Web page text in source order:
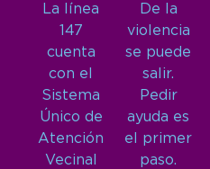
La línea
147
cuenta
con el
Sistema
Único de
Atención
Vecinal
De la
violencia
se puede
salir.
Pedir
ayuda es
el primer
paso.